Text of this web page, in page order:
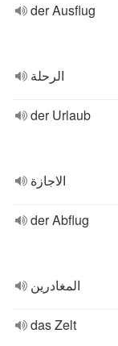
der Ausflug
الرحلة
der Urlaub
الاجازة
der Abflug
المغادرين
das Zelt